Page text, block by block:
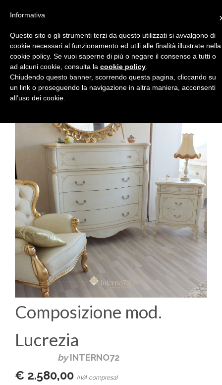
Il mio Account
Toggle
Home Gruppi bombati
Composizione mod.
Lucrezia
by INTERNO72
€ 2.580,00 (IVA compresa)
Informativa
Questo sito o gli strumenti terzi da questo utilizzati si avvalgono di
cookie necessari al funzionamento ed utili alle finalità illustrate nella
cookie policy. Se vuoi saperne di più o negare il consenso a tutti o
ad alcuni cookie, consulta la cookie policy
Chiudendo questo banner, scorrendo questa pagina, cliccando su
un link o proseguendo la navigazione in altra maniera, acconsenti
all’uso dei cookie.